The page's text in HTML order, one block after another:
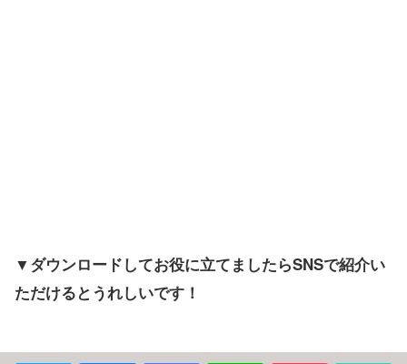
▼ダウンロードしてお役に立てましたらSNSで紹介い
ただけるとうれしいです！